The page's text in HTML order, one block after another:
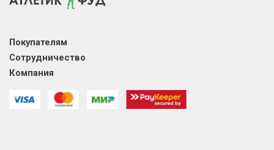
Покупателям
Сотрудничество
Компания